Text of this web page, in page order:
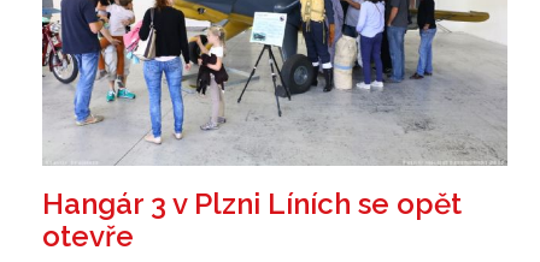
Hangár 3 v Plzni Líních se opět
otevře